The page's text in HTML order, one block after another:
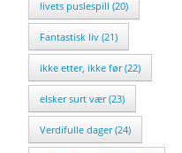
livets puslespill (20)
Fantastisk liv (21)
ikke etter, ikke før (22)
elsker surt vær (23)
Verdifulle dager (24)